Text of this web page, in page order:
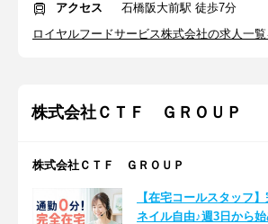
アクセス
石橋阪大前駅 徒歩7分
ロイヤルフードサービス株式会社の求人一
株式会社ＣＴＦ ＧＲＯＵＰ
株式会社ＣＴＦ ＧＲＯＵＰ
【在宅コールスタッフ
ネイル自由♪週3日から始